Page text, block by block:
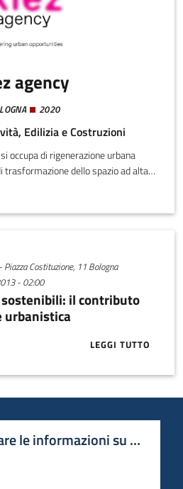
agency
2020
Edilizia e Costruzioni
occupa di rigenerazione urbana
trasformazione dello spazio ad alta
finanziamenti, dalla progettazione
comunità, fino alla prototipazione
d'impatto sociale.
Costituzione, 11 Bologna
- 02:00
il contributo
urbanistica
LEGGI TUTTO
ABOUT
le informazioni su questa